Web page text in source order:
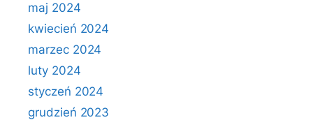
maj 2024
kwiecień 2024
marzec 2024
luty 2024
styczeń 2024
grudzień 2023